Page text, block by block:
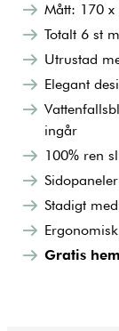
Mått: 170
Totalt 6 st
Utrustad
Elegant
ingår
100% ren
Stadigt
Gratis